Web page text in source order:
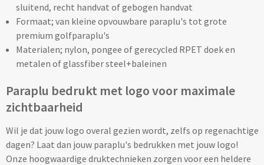
Verpleegster horloges bedrukken
Bureauklokken bedrukken
Wekkers bedrukken
Wandklokken bedrukken
Custom made
Custom made opladers & oplaadkabels
sluitend, recht handvat of gebogen handvat
Formaat; van kleine opvouwbare paraplu's tot grote
premium golfparaplu's
Materialen; nylon, pongee of gerecycled RPET doek en
metalen of glassfiber steel+baleinen
Paraplu bedrukt met logo voor maximale
zichtbaarheid
Wil je dat jouw logo overal gezien wordt, zelfs op regenachtige
dagen? Laat dan jouw paraplu's bedrukken met jouw logo!
Onze hoogwaardige druktechnieken zorgen voor een heldere